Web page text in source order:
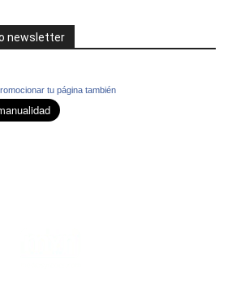
newsletter
tu página también